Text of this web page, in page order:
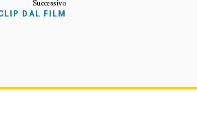
DAL FILM